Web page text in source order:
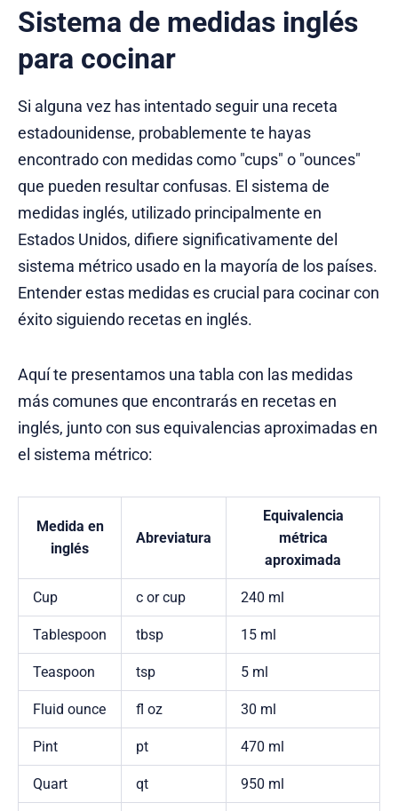
Sistema de medidas inglés
para cocinar
Si alguna vez has intentado seguir una receta
estadounidense, probablemente te hayas
encontrado con medidas como "cups" o "ounces"
que pueden resultar confusas. El sistema de
medidas inglés, utilizado principalmente en
Estados Unidos, difiere significativamente del
sistema métrico usado en la mayoría de los países.
Entender estas medidas es crucial para cocinar con
éxito siguiendo recetas en inglés.
Aquí te presentamos una tabla con las medidas
más comunes que encontrarás en recetas en
inglés, junto con sus equivalencias aproximadas en
el sistema métrico:
Medida en
inglés
Abreviatura
Equivalencia
métrica
aproximada
Cup c or cup 240 ml
Tablespoon tbsp 15 ml
Teaspoon tsp 5 ml
Fluid ounce fl oz 30 ml
Pint pt 470 ml
Quart qt 950 ml